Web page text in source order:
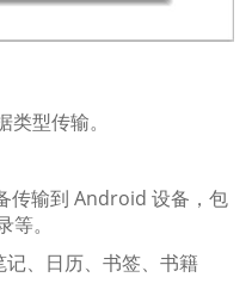
型传输。
传输到 Android 设备，包
。
记、日历、书签、书籍